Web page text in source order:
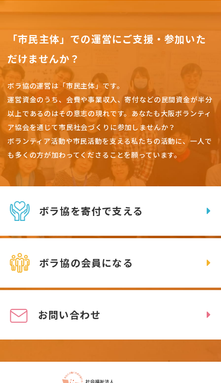
「市民主体」での運営にご支援・参加いた
だけませんか？
ボラ協の運営は「市民主体」です。
運営資金のうち、会費や事業収入、寄付などの民間資金が半分
以上であるのはその意志の現れです。 あなたも大阪ボランティ
ア協会を通じて市民社会づくりに参加しませんか？
ボランティア活動や市民活動を支える私たちの活動に、一人で
も多くの方が加わってくださることを願っています。
ボラ協を寄付で支える
ボラ協の会員になる
お問い合わせ